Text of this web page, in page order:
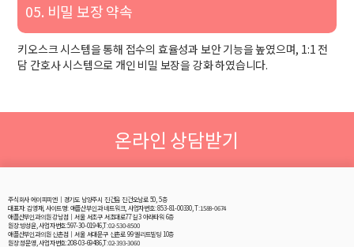
05. 비밀 보장 약속
키오스크 시스템을 통해 접수의 효율성과 보안 기능을 높였으며, 1:1 전
담 간호사 시스템으로 개인 비밀 보장을 강화 하였습니다.
온라인 상담받기
주식회사 에이피피엔│경기도 남양주시 진건읍 진건오남로 50, 5층
대표자: 김영재, 사이트명: 애플산부인과 네트워크, 사업자번호: 853-81-00330, T:1588-0674
애플산부인과의원 강남점│서울 서초구 서초대로77길 3 아라타워 6층
원장:방성윤, 사업자번호:597-30-01946,T:02-530-8500
애플산부인과의원 신촌점│서울 서대문구 신촌로 99 엘리트빌딩 10층
원장:정문영, 사업자번호:208-03-69486,T:02-393-3060